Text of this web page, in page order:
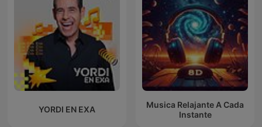
YORDI EN EXA
Musica Relajante A Cada
Instante